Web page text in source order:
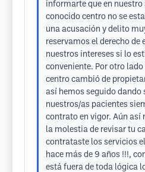
informarte que en nuestro
conocido centro no se
una acusación y delito
reservamos el derecho de
nuestros intereses si lo
conveniente. Por otro
centro cambió de
así hemos seguido dando
nuestros/as pacientes
contrato en vigor. Aún así
la molestia de revisar tu
contrataste los servicios
hace más de 9 años !!!,
está fuera de toda lógica